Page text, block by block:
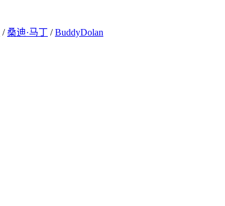
/ 桑迪·马丁 /BuddyDolan